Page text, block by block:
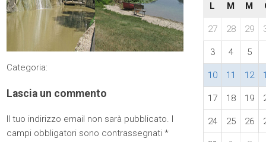
Categoria:
Lascia un commento
Il tuo indirizzo email non sarà pubblicato. I
campi obbligatori sono contrassegnati*
L M M
27 28 29
3 4 5
10 11 12
17 18 19
24 25 26